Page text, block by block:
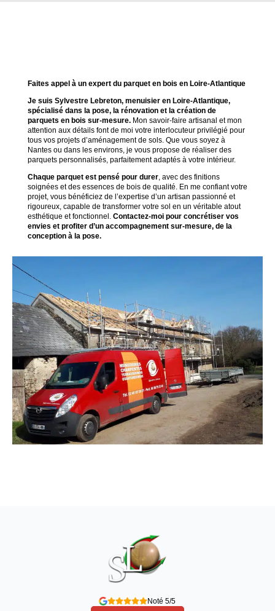
Faites appel à un expert du parquet en bois en Loire-Atlantique
Je suis Sylvestre Lebreton, menuisier en Loire-Atlantique,
spécialisé dans la pose, la rénovation et la création de
parquets en bois sur-mesure. Mon savoir-faire artisanal et mon
attention aux détails font de moi votre interlocuteur privilégié pour
tous vos projets d’aménagement de sols. Que vous soyez à
Nantes ou dans les environs, je vous propose de réaliser des
parquets personnalisés, parfaitement adaptés à votre intérieur.
Chaque parquet est pensé pour durer, avec des finitions
soignées et des essences de bois de qualité. En me confiant votre
projet, vous bénéficiez de l’expertise d’un artisan passionné et
rigoureux, capable de transformer votre sol en un véritable atout
esthétique et fonctionnel. Contactez-moi pour concrétiser vos
envies et profiter d’un accompagnement sur-mesure, de la
conception à la pose.
Noté 5/5